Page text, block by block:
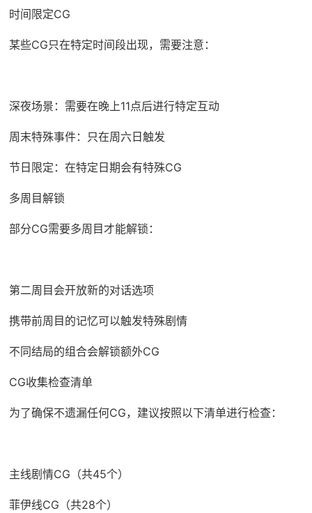
时间限定CG
某些CG只在特定时间段出现，需要注意：
深夜场景：需要在晚上11点后进行特定互动
周末特殊事件：只在周六日触发
节日限定：在特定日期会有特殊CG
多周目解锁
部分CG需要多周目才能解锁：
第二周目会开放新的对话选项
携带前周目的记忆可以触发特殊剧情
不同结局的组合会解锁额外CG
CG收集检查清单
为了确保不遗漏任何CG，建议按照以下清单进行检查：
主线剧情CG（共45个）
菲伊线CG（共28个）